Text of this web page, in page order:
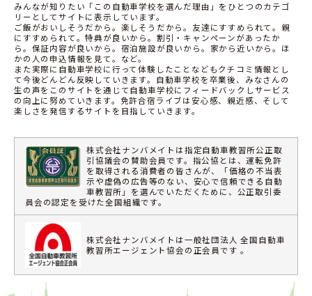
みんなが知りたい「この自動車学校を選んだ理由」をひとつのカテゴ
リーとしてサイトに表示しています。
ご飯がおいしそうだから。楽しそうだから。友達にすすめられて。親
にすすめられて。特典が良いから。割引・キャンペーンがあったか
ら。保証内容が良いから。宿泊施設が良いから。家から近いから。ほ
かの人の申込情報を見て。など。
また実際に自動車学校に行って体験したことなどもクチコミ情報とし
て今後どんどん反映していきます。自動車学校を卒業後、みなさんの
生の声をこのサイトを通じて自動車学校にフィードバックしサービス
の向上に努めていきます。免許合宿ライブは安心感、親近感、そして
楽しさを発信するサイトを目指していきます。
株式会社ナンバメイトは指定自動車教習所公正取
引協議会の賛助会員です。指公協とは、運転免許
を取得される消費者の皆さんが、「価格の不当表
示や虚偽の広告等のない、安心で信頼できる自動
車教習所」を選んでいただくために、公正取引委
員会の認定を受けた全国組織です。
株式会社ナンバメイトは一般社団法人 全国自動車
教習所エージェント協会の正会員です 。